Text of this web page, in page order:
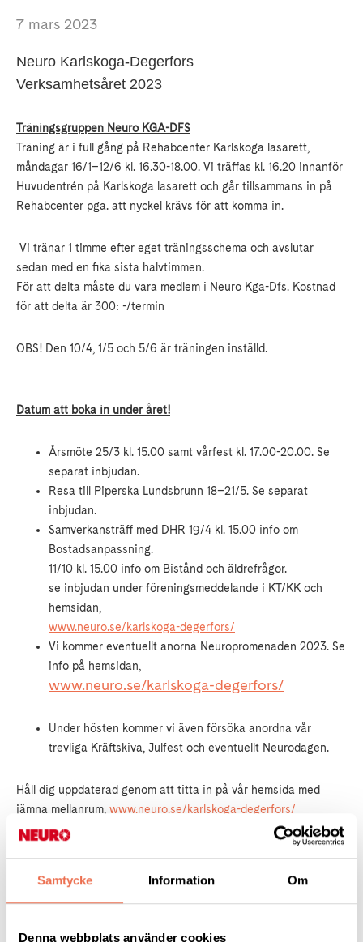
Samtycke Information Om
Denna webbplats använder cookies
7 mars 2023
Neuro Karlskoga-Degerfors
Verksamhetsåret 2023
Träningsgruppen Neuro KGA-DFS
Träning är i full gång på Rehabcenter Karlskoga lasarett,
måndagar 16/1–12/6 kl. 16.30-18.00. Vi träffas kl. 16.20 innanför
Huvudentrén på Karlskoga lasarett och går tillsammans in på
Rehabcenter pga. att nyckel krävs för att komma in.
Vi tränar 1 timme efter eget träningsschema och avslutar
sedan med en fika sista halvtimmen.
För att delta måste du vara medlem i Neuro Kga-Dfs. Kostnad
för att delta är 300: -/termin
OBS! Den 10/4, 1/5 och 5/6 är träningen inställd.
Datum att boka in under året!
Årsmöte 25/3 kl. 15.00 samt vårfest kl. 17.00-20.00. Se
separat inbjudan.
Resa till Piperska Lundsbrunn 18–21/5. Se separat
inbjudan.
Samverkansträff med DHR 19/4 kl. 15.00 info om
Bostadsanpassning.
11/10 kl. 15.00 info om Bistånd och äldrefrågor.
se inbjudan under föreningsmeddelande i KT/KK och
hemsidan,
www.neuro.se/karlskoga-degerfors/
Vi kommer eventuellt anorna Neuropromenaden 2023. Se
info på hemsidan,
www.neuro.se/karlskoga-degerfors/
Under hösten kommer vi även försöka anordna vår
trevliga Kräftskiva, Julfest och eventuellt Neurodagen.
Håll dig uppdaterad genom att titta in på vår hemsida med
jämna mellanrum, www.neuro.se/karlskoga-degerfors/
-----------------------------------------------------------------------------
RFF Karlskoga Kommun och Degerfors Kommun